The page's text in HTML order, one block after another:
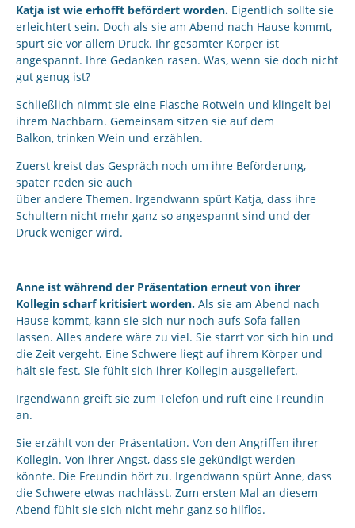
Katja ist wie erhofft befördert worden. Eigentlich sollte sie
erleichtert sein. Doch als sie am Abend nach Hause kommt,
spürt sie vor allem Druck. Ihr gesamter Körper ist
angespannt. Ihre Gedanken rasen. Was, wenn sie doch nicht
gut genug ist?
Schließlich nimmt sie eine Flasche Rotwein und klingelt bei
ihrem Nachbarn. Gemeinsam sitzen sie auf dem
Balkon, trinken Wein und erzählen.
Zuerst kreist das Gespräch noch um ihre Beförderung,
später reden sie auch
über andere Themen. Irgendwann spürt Katja, dass ihre
Schultern nicht mehr ganz so angespannt sind und der
Druck weniger wird.
Anne ist während der Präsentation erneut von ihrer
Kollegin scharf kritisiert worden. Als sie am Abend nach
Hause kommt, kann sie sich nur noch aufs Sofa fallen
lassen. Alles andere wäre zu viel. Sie starrt vor sich hin und
die Zeit vergeht. Eine Schwere liegt auf ihrem Körper und
hält sie fest. Sie fühlt sich ihrer Kollegin ausgeliefert.
Irgendwann greift sie zum Telefon und ruft eine Freundin
an.
Sie erzählt von der Präsentation. Von den Angriffen ihrer
Kollegin. Von ihrer Angst, dass sie gekündigt werden
könnte. Die Freundin hört zu. Irgendwann spürt Anne, dass
die Schwere etwas nachlässt. Zum ersten Mal an diesem
Abend fühlt sie sich nicht mehr ganz so hilflos.